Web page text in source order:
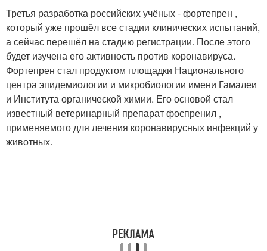
Третья разработка российских учёных - фортепрен ,
который уже прошёл все стадии клинических испытаний,
а сейчас перешёл на стадию регистрации. После этого
будет изучена его активность против коронавируса.
Фортепрен стал продуктом площадки Национального
центра эпидемиологии и микробиологии имени Гамалеи
и Института органической химии. Его основой стал
известный ветеринарный препарат фоспренил ,
применяемого для лечения коронавирусных инфекций у
животных.